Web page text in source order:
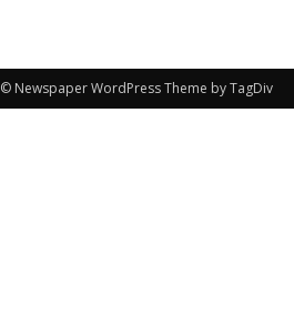
© Newspaper WordPress Theme by TagDiv